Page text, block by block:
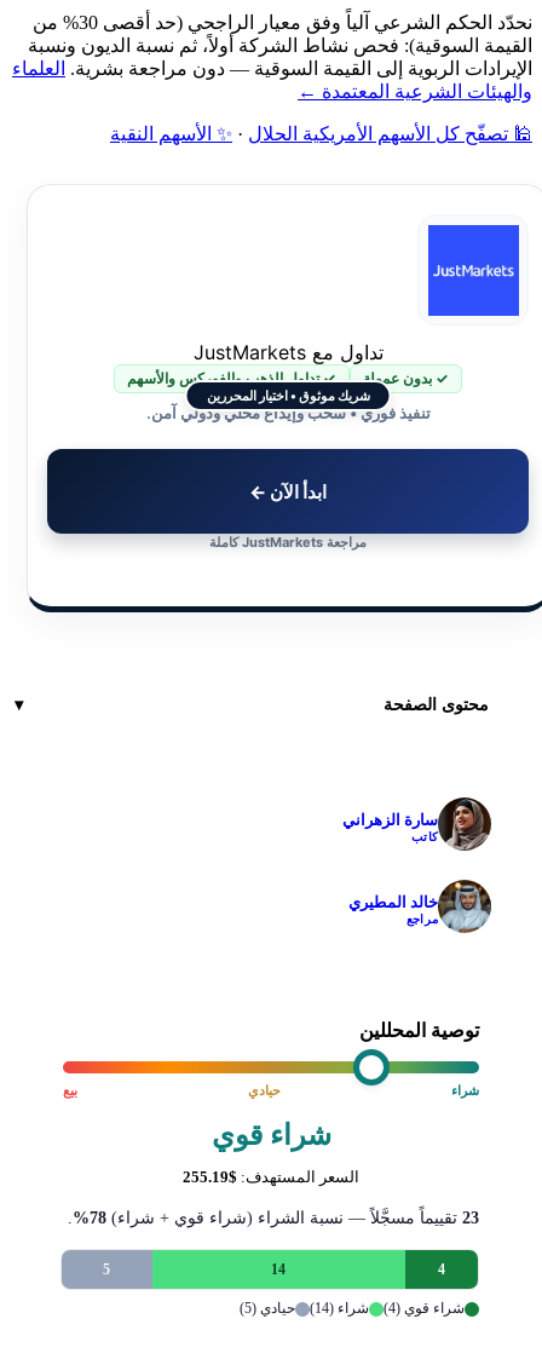
نحدّد الحكم الشرعي آلياً وفق معيار الراجحي (حد أقصى 30% من
القيمة السوقية): فحص نشاط الشركة أولاً، ثم نسبة الديون ونسبة
الإيرادات الربوية إلى القيمة السوقية — دون مراجعة بشرية. العلماء
والهيئات الشرعية المعتمدة ←
🕌 تصفّح كل الأسهم الأمريكية الحلال · ✨ الأسهم النقية
شريك موثوق • اختيار المحررين
تداول مع JustMarkets
✓ بدون عمولة ✓ تداول الذهب والفوركس والأسهم
تنفيذ فوري • سحب وإيداع محلي ودولي آمن.
ابدأ الآن ←
مراجعة JustMarkets كاملة
محتوى الصفحة
سارة الزهراني
كاتب
خالد المطيري
مراجع
توصية المحللين
بيع حيادي شراء
شراء قوي
السعر المستهدف: $255.19
23تقييماً مسجَّلاً — نسبة الشراء (شراء قوي + شراء) 78%
.
4
14
5
شراء قوي (4) شراء (14) حيادي (5)